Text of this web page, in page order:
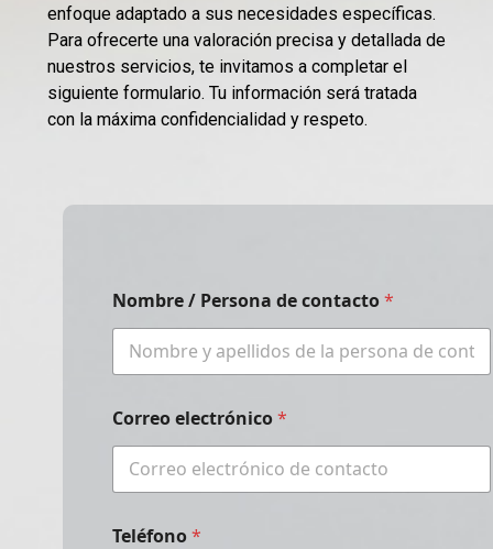
enfoque adaptado a sus necesidades específicas.
Para ofrecerte una valoración precisa y detallada de
nuestros servicios, te invitamos a completar el
siguiente formulario. Tu información será tratada
con la máxima confidencialidad y respeto.
Nombre / Persona de contacto*
Correo electrónico*
Teléfono*